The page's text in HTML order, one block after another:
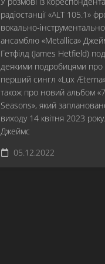
радіостанції «ALT 105.1»
вокально-
ансамблю «Metallica»
Гетфілд (James Hetfield)
деякими подробицями про
перший сингл «Lux
також про новий альбом
Seasons», який
виходу 14 квітня 2023 року.
Джеймс
05.12.2022